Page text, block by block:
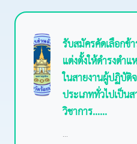
รับสมัครคัดเลือกข้
แต่งตั้งให้ดำรงตำ
ในสายงานผู้ปฏิบัติ
ประเภททั่วไปเป็น
วิชาการ......
...